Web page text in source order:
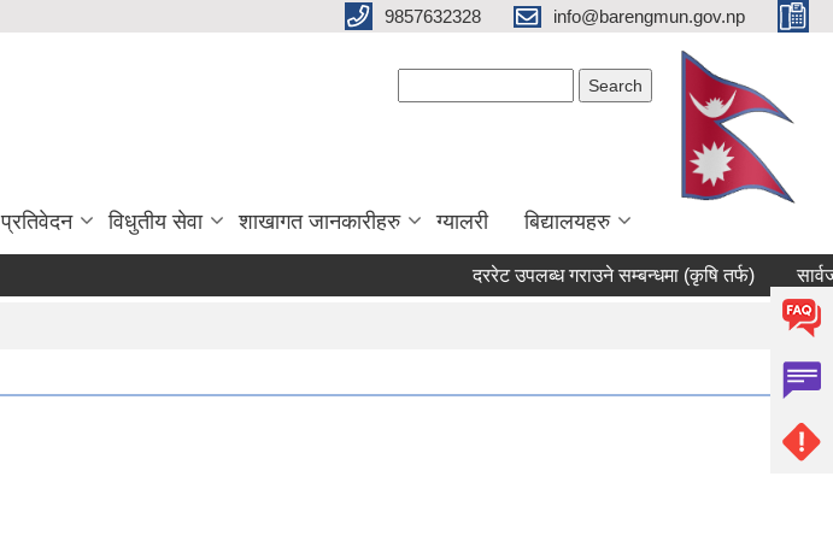
9857632328 info@barengmun.gov.np
प्रतिवेदन विधुतीय सेवा शाखागत जानकारीहरु ग्यालरी बिद्यालयहरु
दररेट उपलब्ध गराउने सम्बन्धमा (कृषि तर्फ) सार्वजनिक